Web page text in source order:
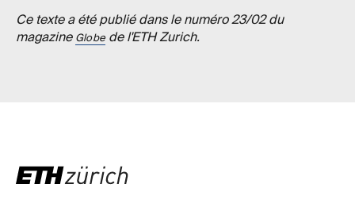
Ce texte a été publié dans le numéro 23/02 du
magazine Globede l'ETH Zurich.